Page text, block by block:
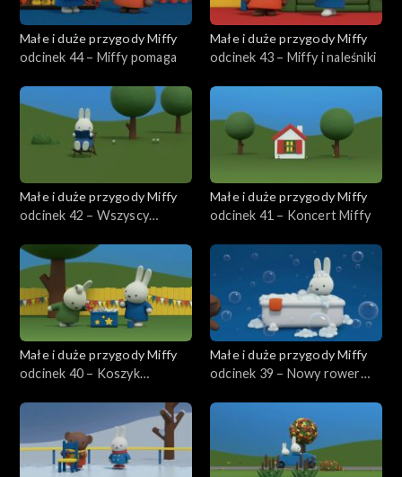
Małe i duże przygody Miffy
odcinek 44 – Miffy pomaga
Małe i duże przygody Miffy
odcinek 43 – Miffy i naleśniki
Małe i duże przygody Miffy
odcinek 42 – Wszyscy
Małe i duże przygody Miffy
odcinek 41 – Koncert Miffy
Małe i duże przygody Miffy
odcinek 40 – Koszyk
Małe i duże przygody Miffy
odcinek 39 – Nowy rower